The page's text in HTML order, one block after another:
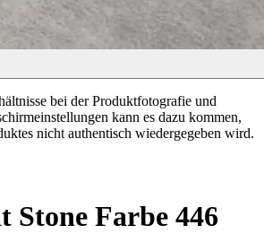
bei der Produktfotografie und
kann es dazu kommen,
nicht authentisch wiedergegeben wird.
Stone Farbe 446